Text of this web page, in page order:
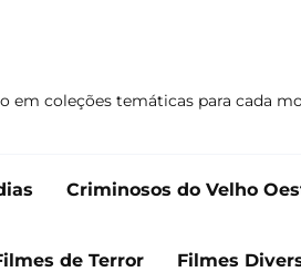
em coleções temáticas para cada
Criminosos do Velho
de Terror Filmes